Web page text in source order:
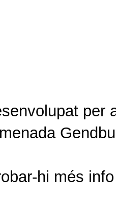
per
hi més